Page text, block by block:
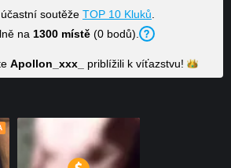
soutěže TOP 10 Kluků
na 1300 místě (0 bodů).
Apollon_xxx_ priblížili k víťazstvu!